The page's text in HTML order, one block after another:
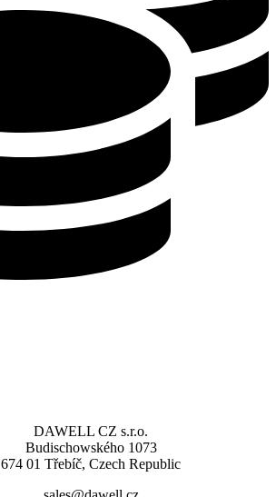
DAWELL CZ s.r.o.
Budischowského 1073
674 01 Třebíč, Czech Republic